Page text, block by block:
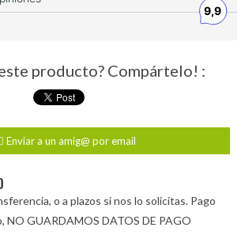
producto? Compártelo! :
Enviar a un amig@ por email
o a plazos si nos lo solicitas. Pago
NO GUARDAMOS DATOS DE PAGO